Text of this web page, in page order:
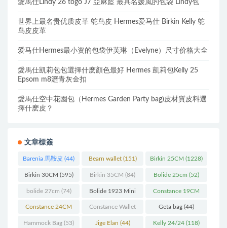
愛馬仕Lindy 26 togo J7 亞麻藍 最具名媛風的包袋 Lindy包
世界上最名贵优质皮革 鸵鸟皮 Hermes爱马仕 Birkin Kelly 鸵
鸟皮皮革
爱马仕Hermes最小资的包袋伊芙琳（Evelyne）尺寸价格大全
愛馬仕凱莉包包選擇什麽顏色最好 Hermes 凱莉包Kelly 25
Epsom m8瀝青灰金扣
愛馬仕空中花園包（Hermes Garden Party bag)皮材質皮料選
擇什麽皮？
文章標簽
Barenia 馬鞍皮 (44) Bearn wallet(151) Birkin 25CM (1228)
Birkin 30CM (595) Birkin 35CM (84) Bolide 25cm (52)
bolide 27cm (74) Bolide 1923 Mini
(93)
Constance 19CM
(571)
Constance 24CM
(216)
Constance Wallet
(60)
Geta bag (44)
Hammock Bag (53) Jige Elan (44) Kelly 24/24 (118)